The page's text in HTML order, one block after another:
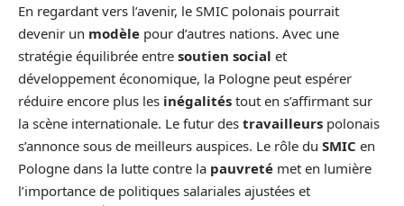
En regardant vers l’avenir, le SMIC polonais pourrait
devenir un modèle pour d’autres nations. Avec une
stratégie équilibrée entre soutien social et
développement économique, la Pologne peut espérer
réduire encore plus les inégalités tout en s’affirmant sur
la scène internationale. Le futur des travailleurs polonais
s’annonce sous de meilleurs auspices. Le rôle du SMIC en
Pologne dans la lutte contre la pauvreté met en lumière
l’importance de politiques salariales ajustées et